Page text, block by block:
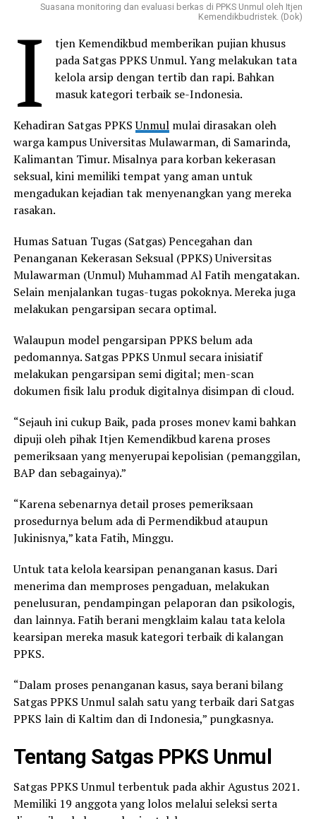
Suasana monitoring dan evaluasi berkas di PPKS Unmul oleh Itjen
Kemendikbudristek. (Dok)
I
tjen Kemendikbud memberikan pujian khusus
pada Satgas PPKS Unmul. Yang melakukan tata
kelola arsip dengan tertib dan rapi. Bahkan
masuk kategori terbaik se-Indonesia.
Kehadiran Satgas PPKSUnmulmulai dirasakan oleh
warga kampus Universitas Mulawarman, di Samarinda,
Kalimantan Timur. Misalnya para korban kekerasan
seksual, kini memiliki tempat yang aman untuk
mengadukan kejadian tak menyenangkan yang mereka
rasakan.
Humas Satuan Tugas (Satgas) Pencegahan dan
Penanganan Kekerasan Seksual (PPKS) Universitas
Mulawarman (Unmul) Muhammad Al Fatih mengatakan.
Selain menjalankan tugas-tugas pokoknya. Mereka juga
melakukan pengarsipan secara optimal.
Walaupun model pengarsipan PPKS belum ada
pedomannya. Satgas PPKS Unmul secara inisiatif
melakukan pengarsipan semi digital; men-scan
dokumen fisik lalu produk digitalnya disimpan di cloud.
“Sejauh ini cukup Baik, pada proses monev kami bahkan
dipuji oleh pihak Itjen Kemendikbud karena proses
pemeriksaan yang menyerupai kepolisian (pemanggilan,
BAP dan sebagainya).”
“Karena sebenarnya detail proses pemeriksaan
prosedurnya belum ada di Permendikbud ataupun
Jukinisnya,” kata Fatih, Minggu.
Untuk tata kelola kearsipan penanganan kasus. Dari
menerima dan memproses pengaduan, melakukan
penelusuran, pendampingan pelaporan dan psikologis,
dan lainnya. Fatih berani mengklaim kalau tata kelola
kearsipan mereka masuk kategori terbaik di kalangan
PPKS.
“Dalam proses penanganan kasus, saya berani bilang
Satgas PPKS Unmul salah satu yang terbaik dari Satgas
PPKS lain di Kaltim dan di Indonesia,” pungkasnya.
Tentang Satgas PPKS Unmul
Satgas PPKS Unmul terbentuk pada akhir Agustus 2021.
Memiliki 19 anggota yang lolos melalui seleksi serta